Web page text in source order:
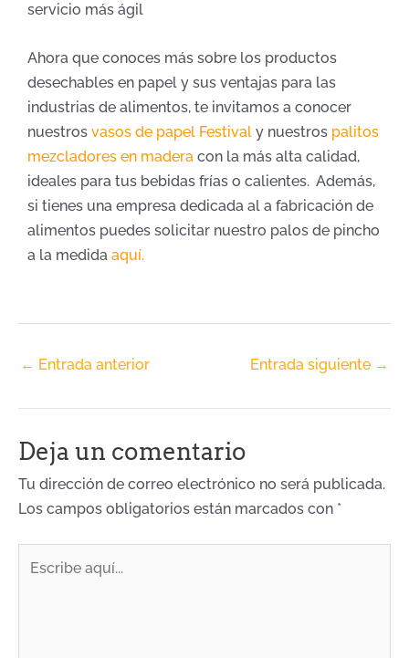
servicio más ágil
Ahora que conoces más sobre los productos
desechables en papel y sus ventajas para las
industrias de alimentos, te invitamos a conocer
nuestros vasos de papel Festival y nuestros palitos
mezcladores en madera con la más alta calidad,
ideales para tus bebidas frías o calientes. Además,
si tienes una empresa dedicada al a fabricación de
alimentos puedes solicitar nuestro palos de pincho
a la medida aquí.
← Entrada anterior Entrada siguiente →
Deja un comentario
Tu dirección de correo electrónico no será publicada.
Los campos obligatorios están marcados con *